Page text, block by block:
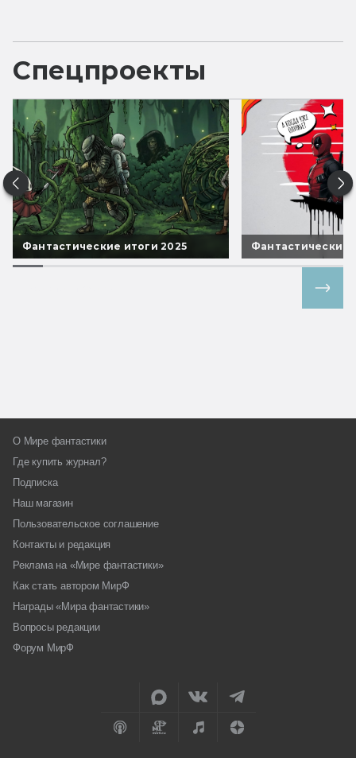
Спецпроекты
Фантастические итоги 2025 Фантастические
О Мире фантастики
Где купить журнал?
Подписка
Наш магазин
Пользовательское соглашение
Контакты и редакция
Реклама на «Мире фантастики»
Как стать автором МирФ
Награды «Мира фантастики»
Вопросы редакции
Форум МирФ